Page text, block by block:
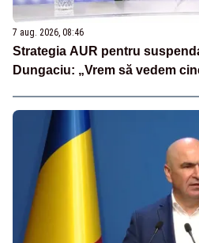
7 aug. 2026, 08:46
Strategia AUR pentru
Dungaciu: „Vrem să vedem